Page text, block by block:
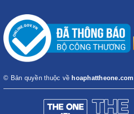
© Bản quyền thuộc về hoaphattheone.com